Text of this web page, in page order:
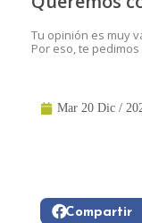
Tu opinión es muy
Por eso, te
Mar 20 Dic /
Compartir